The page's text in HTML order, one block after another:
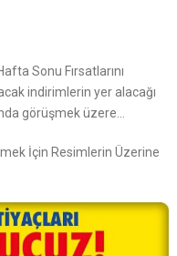
Sonu Fırsatlarını
indirimlerin yer alacağı
görüşmek üzere…
İçin Resimlerin Üzerine